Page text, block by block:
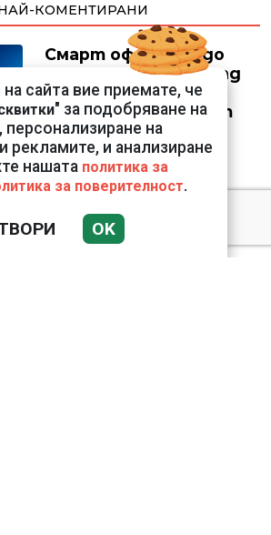
КОМЕНТИРАНИ
Смарт оферти с до
90% отстъпка за над
150 устройства от
Vivacom през август
Подводни кадри от
Корфу разкриха
сайта вие приемате, че
" за подобряване на
на
рекламите, и анализиране
нашата политика за
за поверителност.
OK